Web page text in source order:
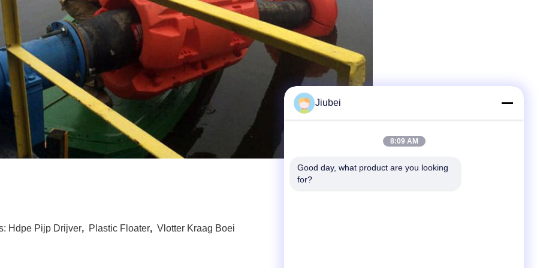
Hdpe Pijp Drijver, Plastic Floater, Vlotter Kraag Boei
Jiubei
8:09 AM
Good day, what product are you looking
for?